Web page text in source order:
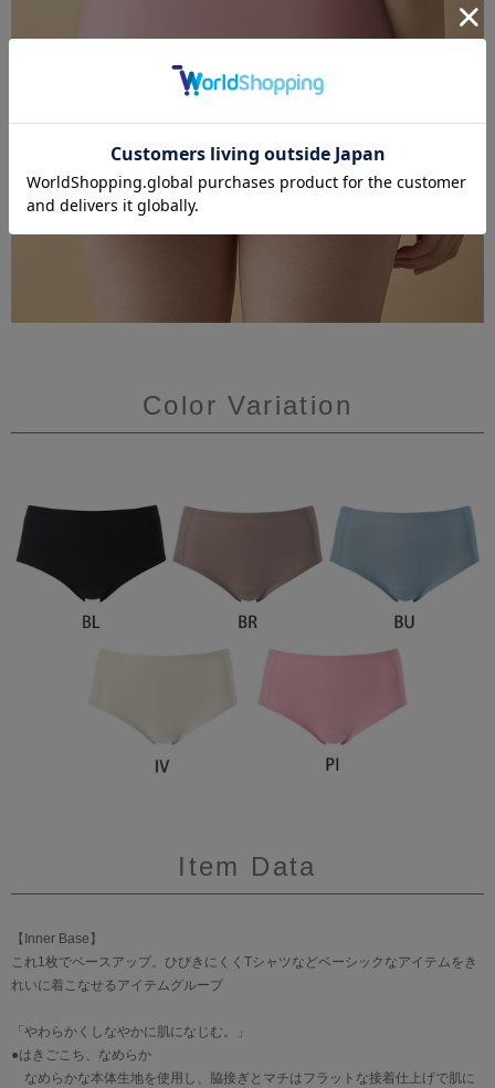
Color Variation
Item Data
【Inner Base】
これ1枚でベースアップ。ひびきにくくTシャツなどベーシックなアイテムをき
れいに着こなせるアイテムグループ
「やわらかくしなやかに肌になじむ。」
●はきごこち、なめらか
なめらかな本体生地を使用し、脇接ぎとマチはフラットな接着仕上げで肌に